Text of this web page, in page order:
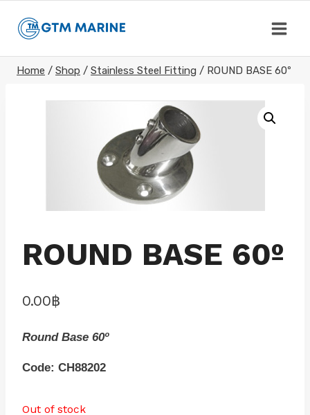
Home / Shop / Stainless Steel Fitting / ROUND BASE 60º
ROUND BASE 60º
0.00฿
Round Base 60º
Code: CH88202
Out of stock